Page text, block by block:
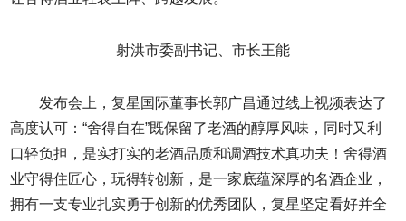
射洪市委副书记、市长王能
发布会上，复星国际董事长郭广昌通过线上视频表达了
高度认可：“舍得自在”既保留了老酒的醇厚风味，同时又利
口轻负担，是实打实的老酒品质和调酒技术真功夫！舍得酒
业守得住匠心，玩得转创新，是一家底蕴深厚的名酒企业，
拥有一支专业扎实勇于创新的优秀团队，复星坚定看好并全